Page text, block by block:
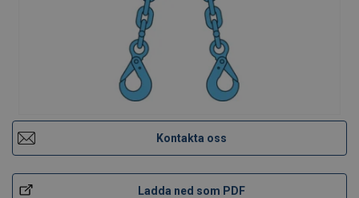
Kontakta oss
Ladda ned som PDF